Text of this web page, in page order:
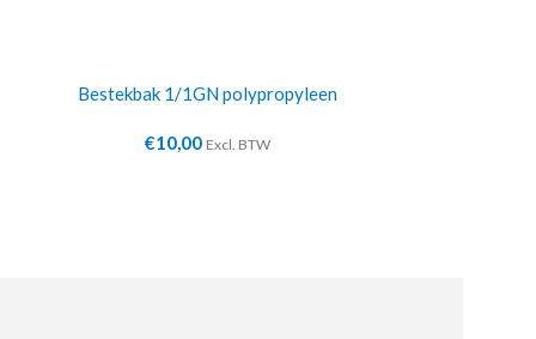
Bestekbak 1/1GN polypropyleen
€10,00 Excl. BTW